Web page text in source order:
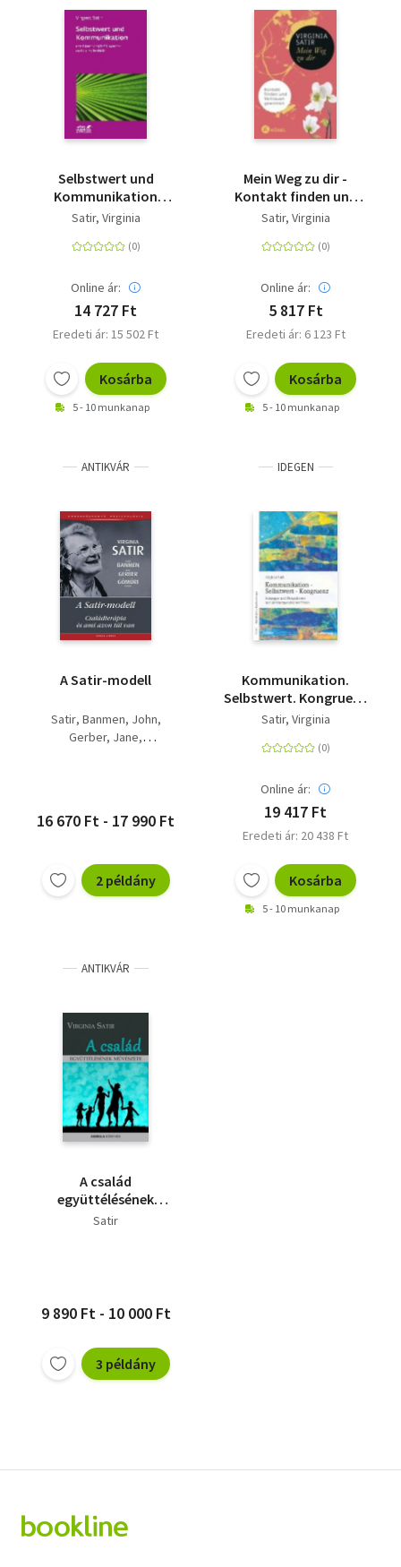
Selbstwert und
Kommunikation
(Leben lernen, Bd. 18) -
Berater und zur
Satir, Virginia
Online ár:
14 727 Ft
Eredeti ár: 15 502 Ft
Kosárba
5 - 10 munkanap
Mein Weg zu dir -
Kontakt finden und
Vertrauen gewinnen
Satir, Virginia
Online ár:
5 817 Ft
Eredeti ár: 6 123 Ft
Kosárba
5 - 10 munkanap
ANTIKVÁR
A Satir-modell
Satir Banmen, John
Gerber, Jane
16 670 Ft - 17 990 Ft
2 példány
IDEGEN
Kommunikation.
Selbstwert. Kongruenz
- Konzepte und
familientherapeutischer
Satir, Virginia
Online ár:
19 417 Ft
Eredeti ár: 20 438 Ft
Kosárba
5 - 10 munkanap
ANTIKVÁR
A család
együttélésének
művészete
Satir
9 890 Ft - 10 000 Ft
3 példány